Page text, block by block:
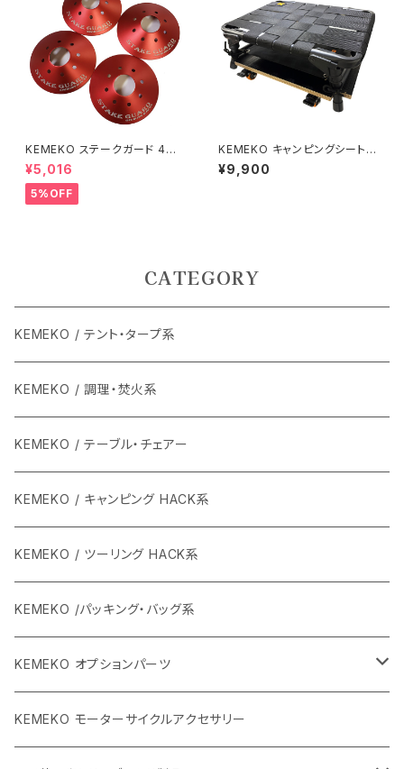
KEMEKO ステークガード 4枚
セット キャンピングセーフティー
アイテム
¥5,016
5%OFF
KEMEKO キャンピングシートA
GURA メカニックドーリーセット
低作業椅子
¥9,900
CATEGORY
KEMEKO / テント・タープ系
KEMEKO / 調理・焚火系
KEMEKO / テーブル・チェアー
KEMEKO / キャンピング HACK系
KEMEKO / ツーリング HACK系
KEMEKO /パッキング・バッグ系
KEMEKO オプションパーツ
BBQグリル ひらっち
KEMEKO モーターサイクルアクセサリー